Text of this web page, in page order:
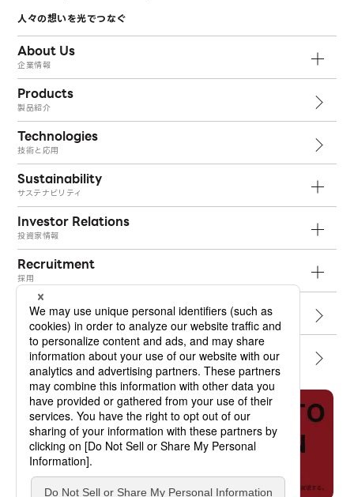
人々の想いを光でつなぐ
About Us
企業情報
Products
製品紹介
Technologies
技術と応用
Sustainability
サステナビリティ
Investor Relations
投資家情報
Recruitment
採用
Topics
トピックス
Contact
お問い合わせ
Job Dictionary
オプトランの軌跡